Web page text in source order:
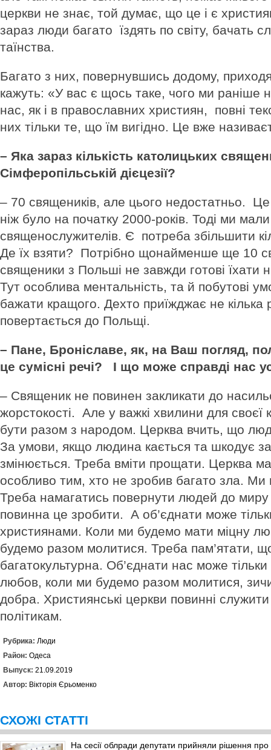
церкви не знає, той думає, що це і є
зараз люди багато їздять по світу, бачать
таїнства.
Багато з них, повернувшись додому,
кажуть: «У вас є щось таке, чого ми раніше
нас, як і в православних християн, повні
них тільки те, що їм вигідно. Це вже
– Яка зараз кількість католицьких
Сімферопільській дієцезії?
– 70 священиків, але цього недостатньо.
ніж було на початку 2000-років. Тоді ми
священослужителів. Є потреба збільшити
Де їх взяти? Потрібно щонайменше ще 10
священики з Польші не завжди готові їхати
Тут особлива ментальність, та й побутові
бажати кращого. Дехто приїжджає не кілька
повертається до Польщі.
– Пане, Броніславе, як, на Ваш погляд,
це сумісні речі? І що може справді нас
– Священик не повинен закликати до
жорстокості. Але у важкі хвилини для своєї
бути разом з народом. Церква вчить, що
За умови, якщо людина кається та шкодує за
змінюється. Треба вміти прощати. Церква
особливо тим, хто не зробив багато зла.
Треба намагатись повернути людей до
повинна це зробити. А об’єднати може
християнами. Коли ми будемо мати міцну
будемо разом молитися. Треба пам’ятати,
багатокультурна. Об’єднати нас може
любов, коли ми будемо разом молитися,
добра. Християнські церкви повинні
політикам.
Рубрика: Люди
Район: Одеса
Выпуск: 21.09.2019
Автор: Вікторія Єрьоменко
СХОЖІ СТАТТІ
На сесії облради депутати прийняли рішення про